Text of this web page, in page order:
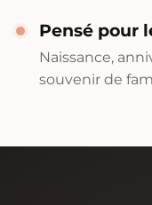
Pensé pour
Naissance,
souvenir de